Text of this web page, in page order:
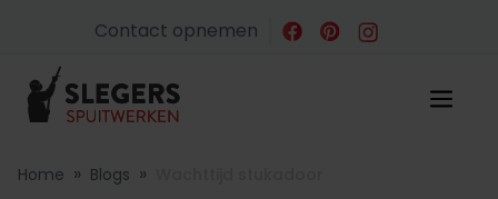
Contact opnemen
Home » Blogs »